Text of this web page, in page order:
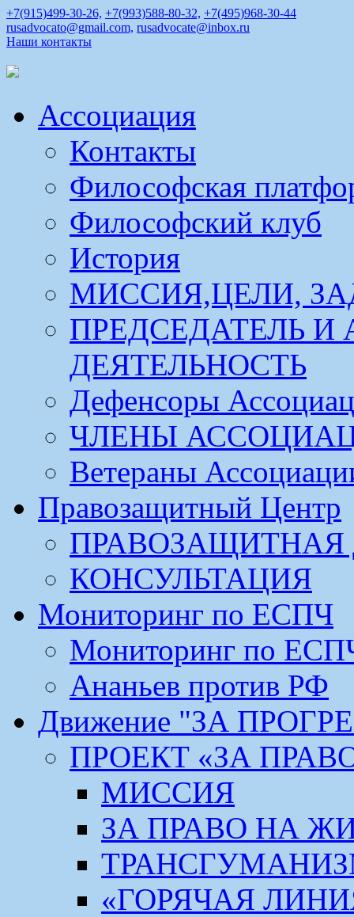
+7(915)499-30-26, +7(993)588-80-32, +7(495)968-30-44
rusadvocato@gmail.com, rusadvocate@inbox.ru
Наши контакты
Ассоциация
Контакты
Философская
Философский клуб
История
МИССИЯ,ЦЕЛИ,
ПРЕДСЕДАТЕЛЬ И
ДЕЯТЕЛЬНОСТЬ
Дефенсоры
ЧЛЕНЫ
Ветераны
Правозащитный Центр
ПРАВОЗАЩИТНАЯ
КОНСУЛЬТАЦИЯ
Мониторинг по ЕСПЧ
Мониторинг по
Ананьев против РФ
Движение "ЗА
ПРОЕКТ «ЗА
МИССИЯ
ЗА ПРАВО НА
«ГОРЯЧАЯ